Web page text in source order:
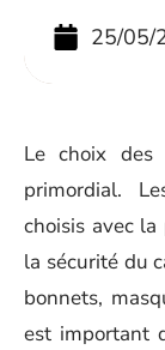
25/05/
Le choix des
primordial.
choisis avec
la sécurité du
bonnets,
est important